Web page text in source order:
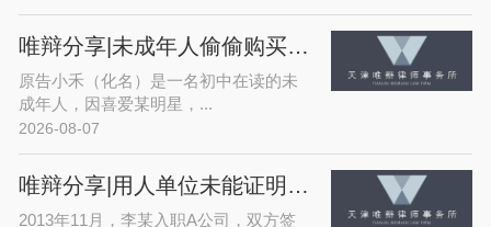
唯辩分享|未成年人偷偷购买爱豆演唱会门票，平台拒退款？法院这样判！
原告小禾（化名）是一名初中在读的未
成年人，因喜爱某明星，...
2026-08-07
唯辩分享|用人单位未能证明解雇通知记载事实属于违法解约
2013年11月，李某入职A公司，双方签